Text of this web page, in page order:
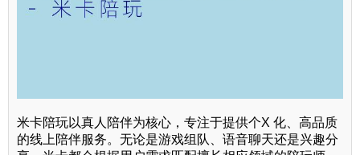
米卡陪玩以真人陪伴为核心，专注于提供个X 化、高品质
的线上陪伴服务。无论是游戏组队、语音聊天还是兴趣分